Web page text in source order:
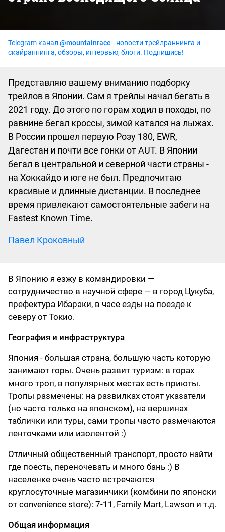
Telegram канал @mountainrace - новости трейлраннинга и
скайраннинга, обзоры, интервью, блоги. Подпишись!
Представляю вашему вниманию подборку
трейлов в Японии. Сам я трейлы начал бегать в
2021 году. До этого по горам ходил в походы, по
равнине бегал кроссы, зимой катался на лыжах.
В России прошел первую Розу 180, EWR,
Дагестан и почти все гонки от AUT. В Японии
бегал в центральной и северной части страны -
на Хоккайдо и юге не был. Предпочитаю
красивые и длинные дистанции. В последнее
время привлекают самостоятельные забеги на
Fastest Known Time.
Павел Кроковный
В Японию я езжу в командировки —
сотрудничество в научной сфере — в город Цукуба,
префектура Ибараки, в часе езды на поезде к
северу от Токио.
География и инфраструктура
Япония - большая страна, большую часть которую
занимают горы. Очень развит туризм: в горах
много троп, в популярных местах есть приюты.
Тропы размечены: на развилках стоят указатели
(но часто только на японском), на вершинах
таблички или туры, сами тропы часто размечаются
ленточками или изолентой :)
Отличный общественный транспорт, просто найти
где поесть, переночевать и много бань :) В
населенке очень часто встречаются
круглосуточные магазинчики (комбини по японски
от convenience store): 7-11, Family Mart, Lawson и т.д.
Общая информация